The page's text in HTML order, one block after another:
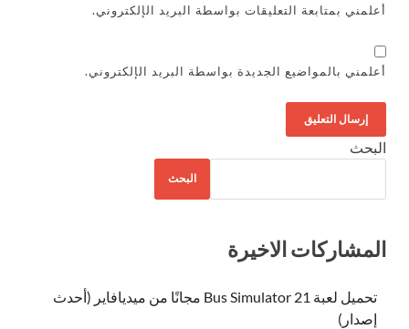
أعلمني بمتابعة التعليقات بواسطة البريد الإلكتروني.
أعلمني بالمواضيع الجديدة بواسطة البريد الإلكتروني.
البحث
البحث
المشاركات الاخيرة
تحميل لعبة Bus Simulator 21 مجانًا من ميديافاير (أحدث
إصدار)